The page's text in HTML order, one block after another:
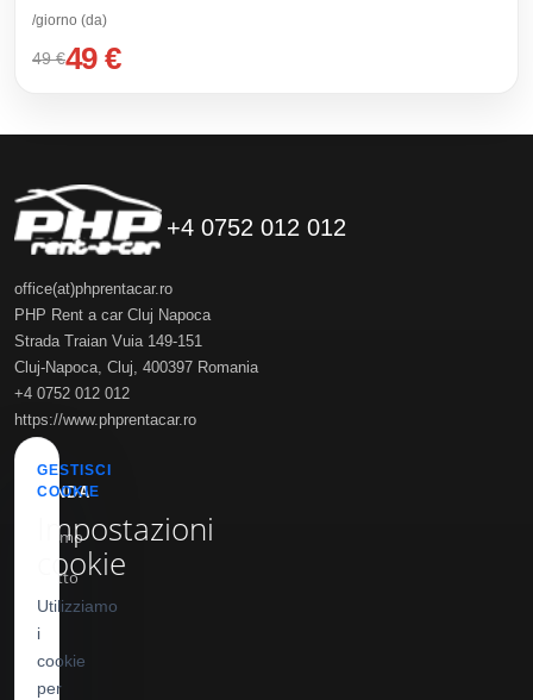
/giorno (da)
49 €49 €
+4 0752 012 012
office(at)phprentacar.ro
PHP Rent a car Cluj Napoca
Strada Traian Vuia 149-151
Cluj-Napoca Cluj 400397 Romania
+4 0752 012 012
https://www.phprentacar.ro
AZIENDA
Chi siamo
Contatto
Blog
INFO
GESTISCI
COOKIE
Impostazioni
cookie
Utilizziamo
i
cookie
per